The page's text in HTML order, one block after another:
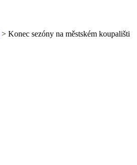
> Konec sezóny na městském koupališti